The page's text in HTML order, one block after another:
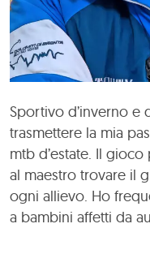
Sportivo d’inverno e
trasmettere la mia
mtb d’estate. Il
al maestro trovare il
ogni allievo. Ho
a bambini affetti da